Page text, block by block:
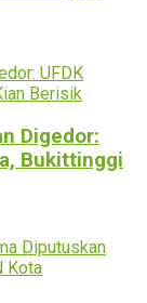
Digedor:
Bukittinggi